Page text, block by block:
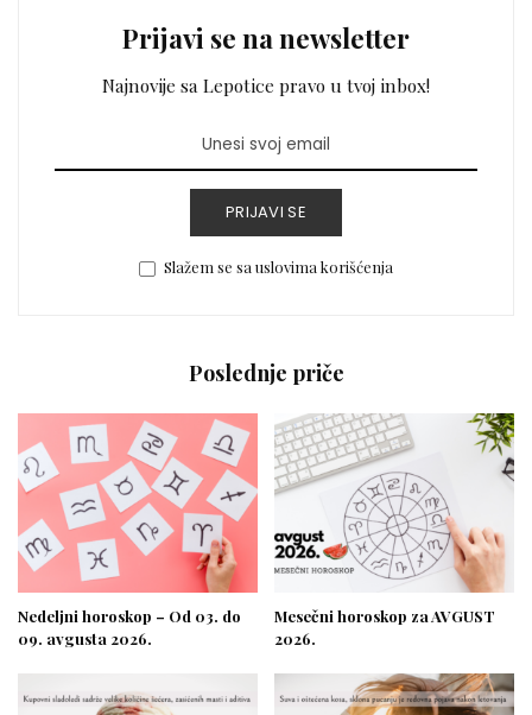
Prijavi se na newsletter
Najnovije sa Lepotice pravo u tvoj inbox!
PRIJAVI SE
Slažem se sa uslovima korišćenja
Poslednje priče
Nedeljni horoskop – Od 03. do
09. avgusta 2026.
Mesečni horoskop za AVGUST
2026.